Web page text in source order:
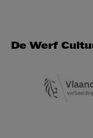
De Werf